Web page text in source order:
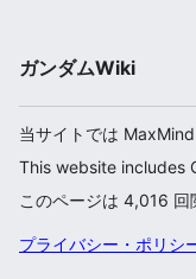
ガンダムWiki
当サイトでは
This website includes
このページは 4,016 回
プライバシー・ポリシ